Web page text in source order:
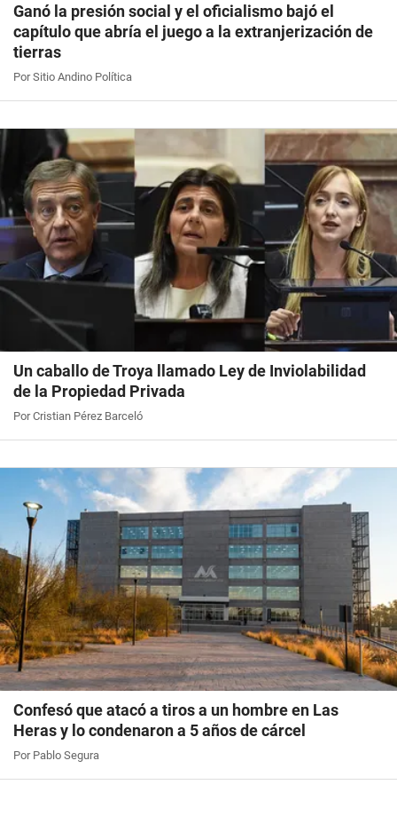
Ganó la presión social y el oficialismo bajó el
capítulo que abría el juego a la extranjerización de
tierras
Por Sitio Andino Política
Un caballo de Troya llamado Ley de Inviolabilidad
de la Propiedad Privada
Por Cristian Pérez Barceló
Confesó que atacó a tiros a un hombre en Las
Heras y lo condenaron a 5 años de cárcel
Por Pablo Segura